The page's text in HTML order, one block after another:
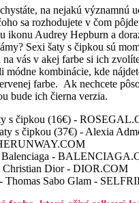
na nejakú významnú
sa rozhodujete v čom
ikonu Audrey Hepburn a
Sexi šaty s čipkou sú
na vás v akej farbe si ich
módne kombinácie, kde
farbe. Ak nechcete
bude ich čierna verzia.
s čipkou (16€) -
s čipkou (37€) - Alexia
Balenciaga -
Christian Dior - DIOR.COM
Thomas Sabo Glam -